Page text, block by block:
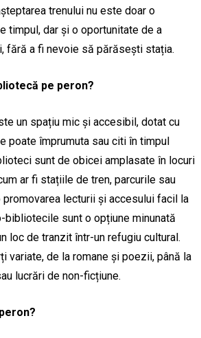
trenului nu este doar o
timpul, dar și o oportunitate de a
fără a fi nevoie să părăsești stația.
pe peron?
un spațiu mic și accesibil, dotat cu
poate împrumuta sau citi în timpul
sunt de obicei amplasate în locuri
ar fi stațiile de tren, parcurile sau
lecturii și accesului facil la
bibliotecile sunt o opțiune minunată
loc de tranzit într-un refugiu cultural.
variate, de la romane și poezii, până la
lucrări de non-ficțiune.